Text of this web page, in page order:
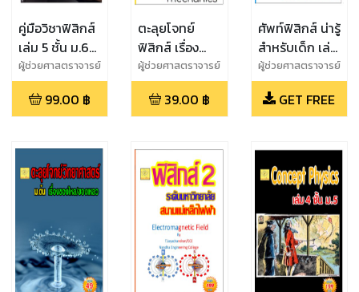
คู่มือวิชาฟิสิกส์
เล่ม 5 ชั้น ม.6
หลักสูตรใหม่
พ.ศ. 2560
ผู้ช่วยศาสตราจารย์
สุชาติ สุภาพ
99.00 ฿
ตะลุยโจทย์
ฟิสิกส์ เรื่อง
ฟิสิกส์ควอนตัม
ผู้ช่วยศาสตราจารย์
สุชาติ สุภาพ
39.00 ฿
ศัพท์ฟิสิกส์ น่ารู้
สำหรับเด็ก เล่ม
1
ผู้ช่วยศาสตราจารย์
สุชาติ สุภาพ
GET FREE